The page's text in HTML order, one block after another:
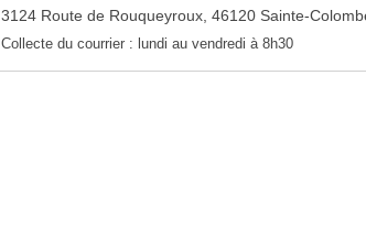
3124 Route de Rouqueyroux, 46120 Sainte-
Collecte du courrier : lundi au vendredi à 8h30